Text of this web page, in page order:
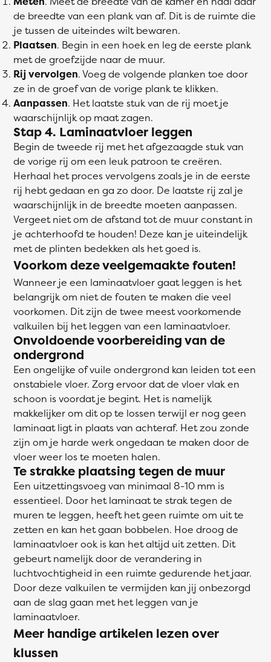
de breedte van een plank van af. Dit is de ruimte die
je tussen de uiteindes wilt bewaren.
Plaatsen. Begin in een hoek en leg de eerste plank
met de groefzijde naar de muur.
Rij vervolgen. Voeg de volgende planken toe door
ze in de groef van de vorige plank te klikken.
Aanpassen. Het laatste stuk van de rij moet je
waarschijnlijk op maat zagen.
Stap 4. Laminaatvloer leggen
Begin de tweede rij met het afgezaagde stuk van
de vorige rij om een leuk patroon te creëren.
Herhaal het proces vervolgens zoals je in de eerste
rij hebt gedaan en ga zo door. De laatste rij zal je
waarschijnlijk in de breedte moeten aanpassen.
Vergeet niet om de afstand tot de muur constant in
je achterhoofd te houden! Deze kan je uiteindelijk
met de plinten bedekken als het goed is.
Voorkom deze veelgemaakte fouten!
Wanneer je een laminaatvloer gaat leggen is het
belangrijk om niet de fouten te maken die veel
voorkomen. Dit zijn de twee meest voorkomende
valkuilen bij het leggen van een laminaatvloer.
Onvoldoende voorbereiding van de
ondergrond
Een ongelijke of vuile ondergrond kan leiden tot een
onstabiele vloer. Zorg ervoor dat de vloer vlak en
schoon is voordat je begint. Het is namelijk
makkelijker om dit op te lossen terwijl er nog geen
laminaat ligt in plaats van achteraf. Het zou zonde
zijn om je harde werk ongedaan te maken door de
vloer weer los te moeten halen.
Te strakke plaatsing tegen de muur
Een uitzettingsvoeg van minimaal 8-10 mm is
essentieel. Door het laminaat te strak tegen de
muren te leggen, heeft het geen ruimte om uit te
zetten en kan het gaan bobbelen. Hoe droog de
laminaatvloer ook is kan het altijd uit zetten. Dit
gebeurt namelijk door de verandering in
luchtvochtigheid in een ruimte gedurende het jaar.
Door deze valkuilen te vermijden kan jij onbezorgd
aan de slag gaan met het leggen van je
laminaatvloer.
Meer handige artikelen lezen over
klussen